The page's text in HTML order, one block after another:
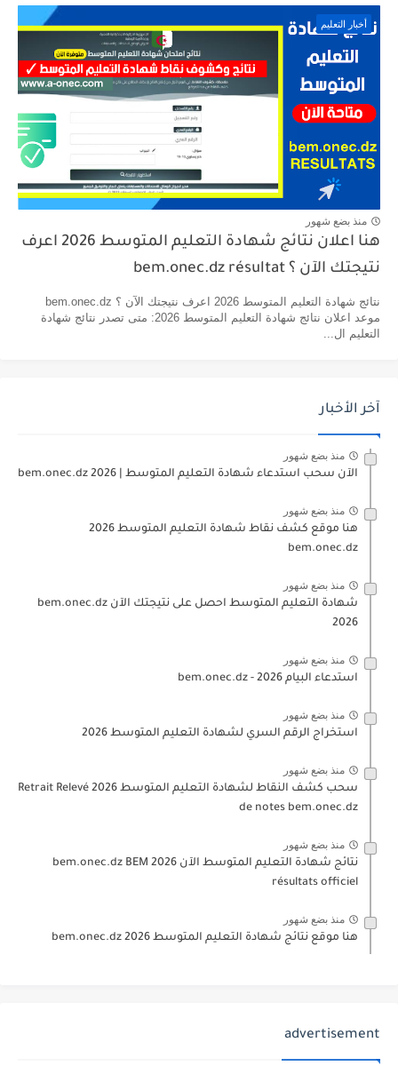
أخبار التعليم
منذ بضع شهور
هنا اعلان نتائج شهادة التعليم المتوسط 2026 اعرف
نتيجتك الآن ؟ bem.onec.dz résultat
نتائج شهادة التعليم المتوسط 2026 اعرف نتيجتك الآن ؟ bem.onec.dz
موعد اعلان نتائج شهادة التعليم المتوسط 2026: متى تصدر نتائج شهادة
التعليم ال...
آخر الأخبار
منذ بضع شهور
الآن سحب استدعاء شهادة التعليم المتوسط | 2026 bem.onec.dz
منذ بضع شهور
هنا موقع كشف نقاط شهادة التعليم المتوسط 2026
bem.onec.dz
منذ بضع شهور
شهادة التعليم المتوسط احصل على نتيجتك الآن bem.onec.dz
2026
منذ بضع شهور
استدعاء البيام 2026 - bem.onec.dz
منذ بضع شهور
استخراج الرقم السري لشهادة التعليم المتوسط 2026
منذ بضع شهور
سحب كشف النقاط لشهادة التعليم المتوسط 2026 Retrait Relevé
de notes bem.onec.dz
منذ بضع شهور
نتائج شهادة التعليم المتوسط الآن 2026 bem.onec.dz BEM
résultats officiel
منذ بضع شهور
هنا موقع نتائج شهادة التعليم المتوسط 2026 bem.onec.dz
advertisement